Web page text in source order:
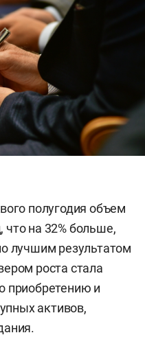
полугодия объем
на 32% больше,
лучшим результатом
роста стала
приобретению и
активов,